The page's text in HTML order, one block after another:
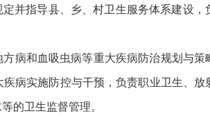
并指导县、乡、村卫生服务体系建设，
病和血吸虫病等重大疾病防治规划与策
病实施防控与干预，负责职业卫生、放
的卫生监督管理。